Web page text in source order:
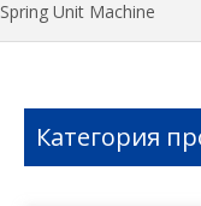
Spring Unit Machine
Категория